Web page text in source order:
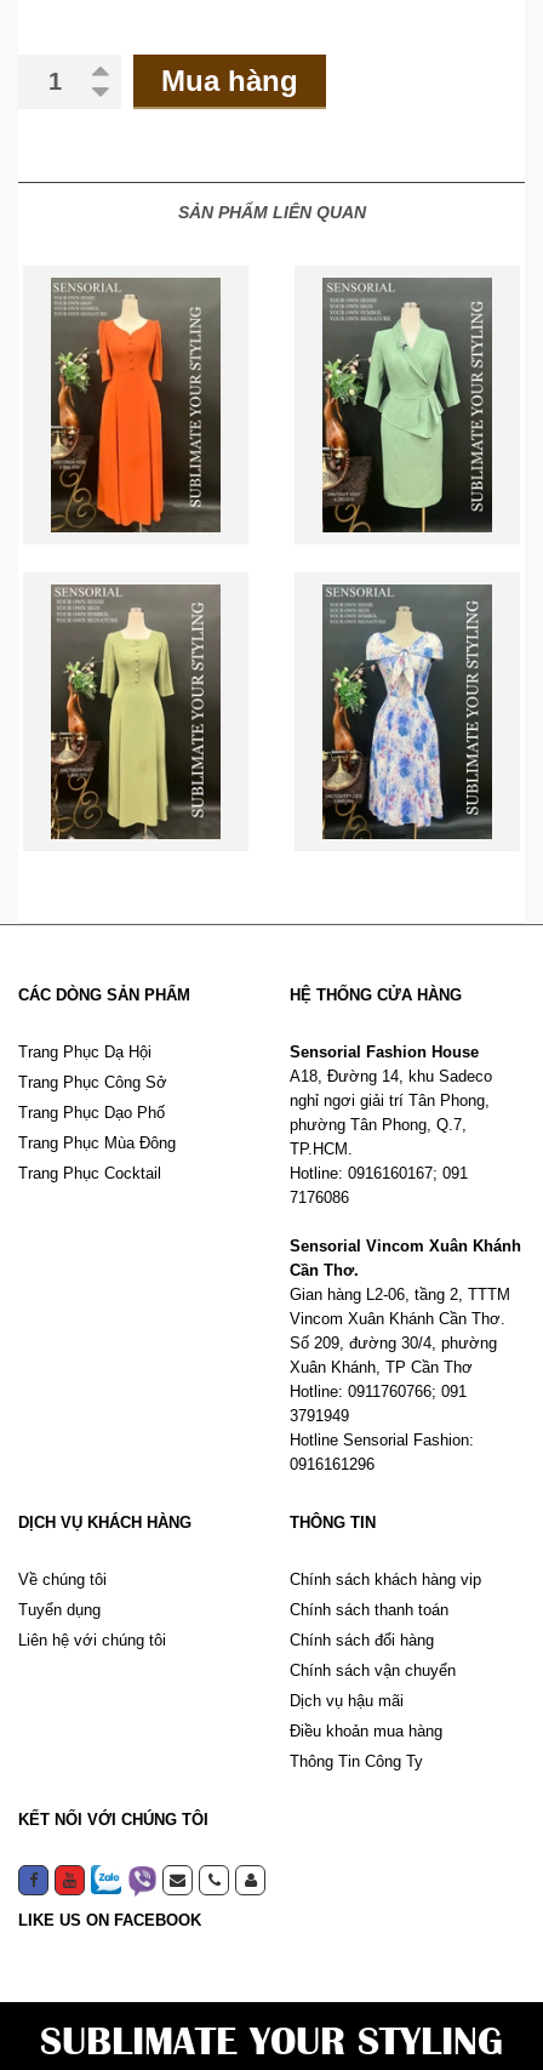
Mua hàng
SẢN PHẨM LIÊN QUAN
CÁC DÒNG SẢN PHẨM
Trang Phục Dạ Hội
Trang Phục Công Sở
Trang Phục Dạo Phố
Trang Phục Mùa Đông
Trang Phục Cocktail
HỆ THỐNG CỬA HÀNG
Sensorial Fashion House
A18, Đường 14, khu Sadeco
nghỉ ngơi giải trí Tân Phong,
phường Tân Phong, Q.7,
TP.HCM.
Hotline: 0916160167; 091
7176086
Sensorial Vincom Xuân Khánh
Cần Thơ.
Gian hàng L2-06, tầng 2, TTTM
Vincom Xuân Khánh Cần Thơ.
Số 209, đường 30/4, phường
Xuân Khánh, TP Cần Thơ
Hotline: 0911760766; 091
3791949
Hotline Sensorial Fashion:
0916161296
DỊCH VỤ KHÁCH HÀNG
Về chúng tôi
Tuyển dụng
Liên hệ với chúng tôi
THÔNG TIN
Chính sách khách hàng vip
Chính sách thanh toán
Chính sách đổi hàng
Chính sách vận chuyển
Dịch vụ hậu mãi
Điều khoản mua hàng
Thông Tin Công Ty
KẾT NỐI VỚI CHÚNG TÔI
LIKE US ON FACEBOOK
SUBLIMATE YOUR STYLING